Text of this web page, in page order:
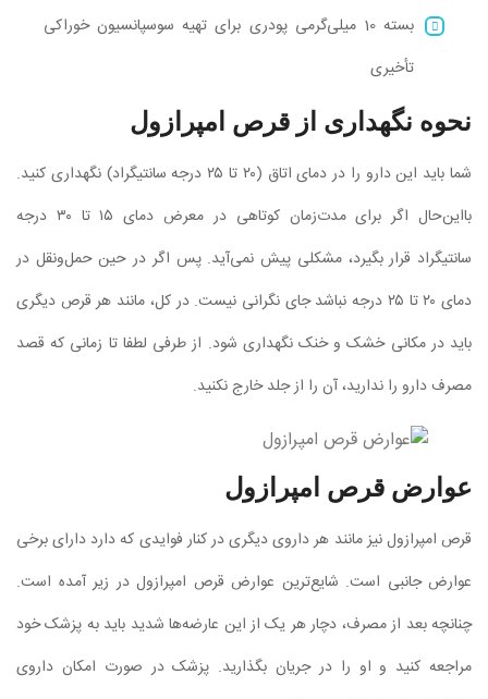
بسته‌ 10 میلی‌گرمی ‌پودری برای تهیه سوسپانسیون خوراکی
تأخیری
نحوه نگهداری از قرص امپرازول
شما باید این دارو را در دمای اتاق (۲۰ تا ۲۵ درجه سانتیگراد) نگهداری کنید.
بااین‌حال اگر برای مدت‌زمان کوتاهی در معرض دمای ۱۵ تا ۳۰ درجه
سانتیگراد قرار بگیرد، مشکلی پیش نمی‌آید. پس اگر در حین حمل‌ونقل در
دمای ۲۰ تا ۲۵ درجه نباشد جای نگرانی نیست. در کل، مانند هر قرص دیگری
باید در مکانی خشک و خنک نگهداری شود. از طرفی لطفا تا زمانی که قصد
مصرف دارو را ندارید، آن را از جلد خارج نکنید.
عوارض قرص امپرازول
قرص امپرازول نیز مانند هر داروی دیگری در کنار فوایدی که دارد دارای برخی
عوارض جانبی است. شایع‌ترین عوارض قرص امپرازول در زیر آمده است.
چنانچه بعد از مصرف، دچار هر یک از این عارضه‌ها شدید باید به پزشک خود
مراجعه کنید و او را در جریان بگذارید. پزشک در صورت امکان داروی